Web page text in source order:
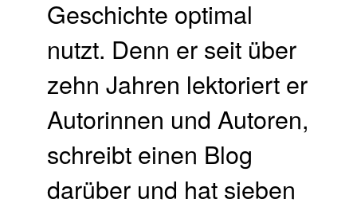
Geschichte optimal
nutzt. Denn er seit über
zehn Jahren lektoriert er
Autorinnen und Autoren,
schreibt einen Blog
darüber und hat sieben